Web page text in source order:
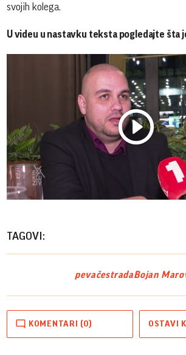
svojih kolega.
U videu u nastavku teksta pogledajte šta
TAGOVI:
pevačestradaBojan
KOMENTARI (0) OSTAVI